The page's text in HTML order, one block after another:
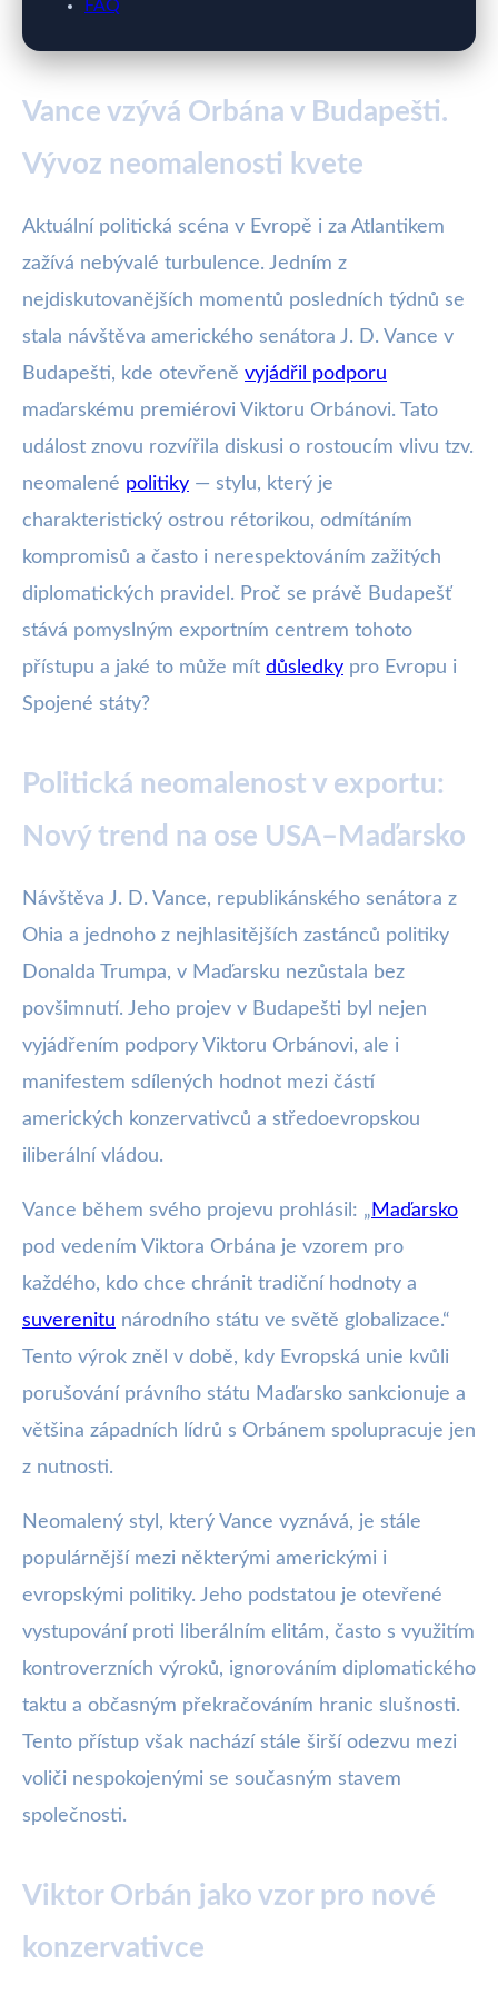
FAQ
Vance vzývá Orbána v Budapešti.
Vývoz neomalenosti kvete
Aktuální politická scéna v Evropě i za Atlantikem
zažívá nebývalé turbulence. Jedním z
nejdiskutovanějších momentů posledních týdnů se
stala návštěva amerického senátora J. D. Vance v
Budapešti, kde otevřeně vyjádřil podporu
maďarskému premiérovi Viktoru Orbánovi. Tato
událost znovu rozvířila diskusi o rostoucím vlivu tzv.
neomalené politiky — stylu, který je
charakteristický ostrou rétorikou, odmítáním
kompromisů a často i nerespektováním zažitých
diplomatických pravidel. Proč se právě Budapešť
stává pomyslným exportním centrem tohoto
přístupu a jaké to může mít důsledky pro Evropu i
Spojené státy?
Politická neomalenost v exportu:
Nový trend na ose USA–Maďarsko
Návštěva J. D. Vance, republikánského senátora z
Ohia a jednoho z nejhlasitějších zastánců politiky
Donalda Trumpa, v Maďarsku nezůstala bez
povšimnutí. Jeho projev v Budapešti byl nejen
vyjádřením podpory Viktoru Orbánovi, ale i
manifestem sdílených hodnot mezi částí
amerických konzervativců a středoevropskou
iliberální vládou.
Vance během svého projevu prohlásil: „ Maďarsko
pod vedením Viktora Orbána je vzorem pro
každého, kdo chce chránit tradiční hodnoty a
suverenitu národního státu ve světě globalizace.“
Tento výrok zněl v době, kdy Evropská unie kvůli
porušování právního státu Maďarsko sankcionuje a
většina západních lídrů s Orbánem spolupracuje jen
z nutnosti.
Neomalený styl, který Vance vyznává, je stále
populárnější mezi některými americkými i
evropskými politiky. Jeho podstatou je otevřené
vystupování proti liberálním elitám, často s využitím
kontroverzních výroků, ignorováním diplomatického
taktu a občasným překračováním hranic slušnosti.
Tento přístup však nachází stále širší odezvu mezi
voliči nespokojenými se současným stavem
společnosti.
Viktor Orbán jako vzor pro nové
konzervativce